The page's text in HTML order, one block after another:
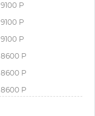
9100 Р
9100 Р
9100 Р
8600 Р
8600 Р
8600 Р